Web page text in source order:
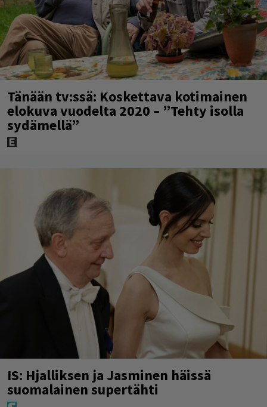
Tänään tv:ssä: Koskettava kotimainen
elokuva vuodelta 2020 – ”Tehty isolla
sydämellä”
IS: Hjalliksen ja Jasminen häissä
suomalainen supertähti